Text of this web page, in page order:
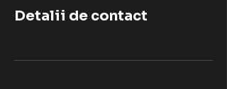
Detalii de contact